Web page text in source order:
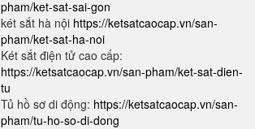
pham/ket-sat-sai-gon
két sắt hà nội https://ketsatcaocap.vn/san-
pham/ket-sat-ha-noi
Két sắt điện tử cao cấp:
https://ketsatcaocap.vn/san-pham/ket-sat-dien-
tu
Tủ hồ sơ di động: https://ketsatcaocap.vn/san-
pham/tu-ho-so-di-dong